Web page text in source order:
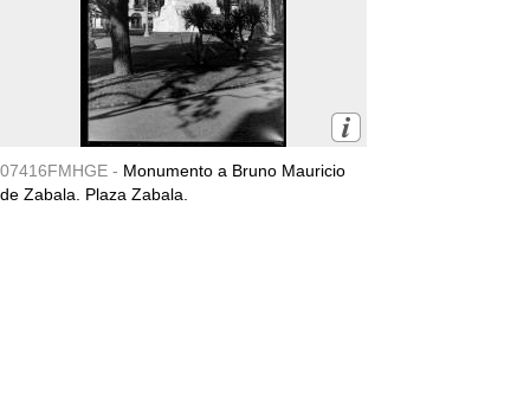
07416FMHGE - Monumento a Bruno Mauricio
de Zabala. Plaza Zabala.